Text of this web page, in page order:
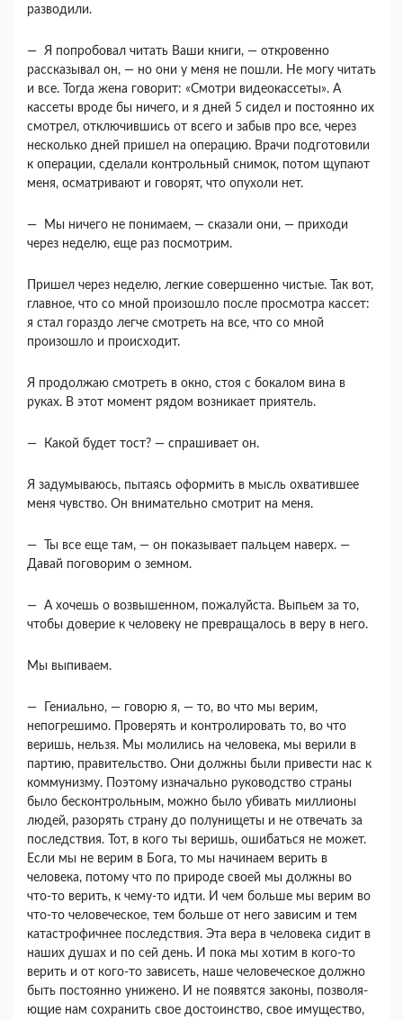
разводили.
— Я попробовал читать Ваши книги, — откро­венно
рассказывал он, — но они у меня не пошли. Не могу читать
и все. Тогда жена говорит: «Смот­ри видеокассеты». А
кассеты вроде бы ничего, и я дней 5 сидел и постоянно их
смотрел, отключив­шись от всего и забыв про все, через
несколько дней пришел на операцию. Врачи подготовили
к операции, сделали контрольный снимок, потом щупают
меня, осматривают и говорят, что опухо­ли нет.
— Мы ничего не понимаем, — сказали они, — приходи
через неделю, еще раз посмотрим.
Пришел через неделю, легкие совершенно чис­тые. Так вот,
главное, что со мной произошло по­сле просмотра кассет:
я стал гораздо легче смот­реть на все, что со мной
произошло и происходит.
Я продолжаю смотреть в окно, стоя с бокалом вина в
руках. В этот момент рядом возникает при­ятель.
— Какой будет тост? — спрашивает он.
Я задумываюсь, пытаясь оформить в мысль ох­ватившее
меня чувство. Он внимательно смотрит на меня.
— Ты все еще там, — он показывает пальцем наверх. —
Давай поговорим о земном.
— А хочешь о возвышенном, пожалуйста. Вы­пьем за то,
чтобы доверие к человеку не превра­щалось в веру в него.
Мы выпиваем.
— Гениально, — говорю я, — то, во что мы ве­рим,
непогрешимо. Проверять и контролировать то, во что
веришь, нельзя. Мы молились на челове­ка, мы верили в
партию, правительство. Они дол­жны были привести нас к
коммунизму. Поэтому изначально руководство страны
было бесконтроль­ным, можно было убивать миллионы
людей, разо­рять страну до полунищеты и не отвечать за
по­следствия. Тот, в кого ты веришь, ошибаться не может.
Если мы не верим в Бога, то мы начинаем верить в
человека, потому что по природе своей мы должны во
что-то верить, к чему-то идти. И чем бо­льше мы верим во
что-то человеческое, тем больше от него зависим и тем
катастрофичнее последствия. Эта вера в человека сидит в
наших душах и по сей день. И пока мы хотим в кого-то
верить и от ко­го-то зависеть, наше человеческое должно
быть по­стоянно унижено. И не появятся законы, позволя­
ющие нам сохранить свое достоинство, свое имуще­ство,